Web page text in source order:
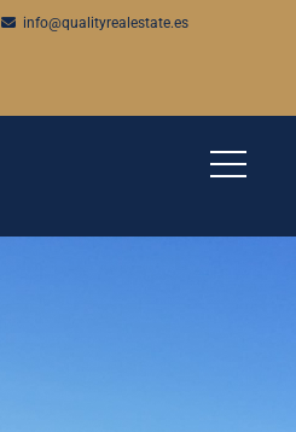
info@qualityrealestate.es